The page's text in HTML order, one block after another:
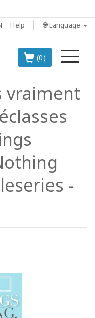
Help 🌐 Language
(0)
vraiment
-